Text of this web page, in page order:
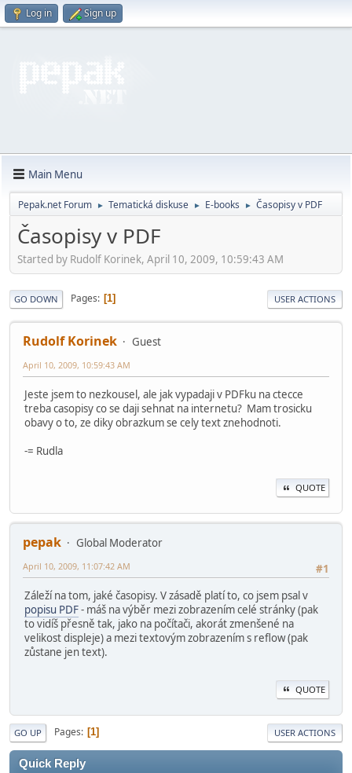
Log in Sign up
Main Menu
Pepak.net Forum ► Tematická diskuse ► E-books ► Časopisy v PDF
Časopisy v PDF
Started by Rudolf Korinek, April 10, 2009, 10:59:43 AM
GO DOWN Pages 1 USER ACTIONS
Rudolf Korinek Guest
April 10, 2009, 10:59:43 AM
Jeste jsem to nezkousel, ale jak vypadaji v PDFku na ctecce
treba casopisy co se daji sehnat na internetu? Mam trosicku
obavy o to, ze diky obrazkum se cely text znehodnoti.
-= Rudla
QUOTE
pepak
Global Moderator
#1
April 10, 2009, 11:07:42 AM
Záleží na tom, jaké časopisy. V zásadě platí to, co jsem psal v
popisu PDF- máš na výběr mezi zobrazením celé stránky (pak
to vidíš přesně tak, jako na počítači, akorát zmenšené na
velikost displeje) a mezi textovým zobrazením s reflow (pak
zůstane jen text).
QUOTE
GO UP Pages 1 USER ACTIONS
Quick Reply